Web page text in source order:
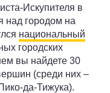
Искупителя в
городом на
национальный
городских
вы найдете 30
(среди них –
да-Тижука).